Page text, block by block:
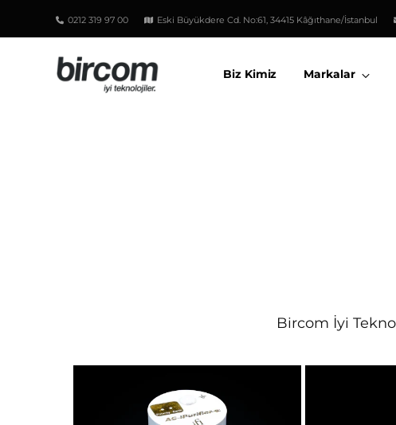
0212 319 97 00 Eski Büyükdere Cd. No:61, 34415 Kâğıthane/İstanbul
Biz Kimiz Markalar
Bircom İyi